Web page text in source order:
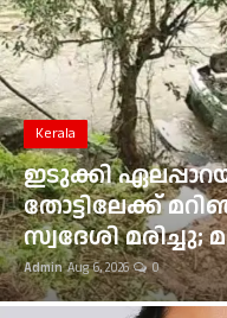
Food
Gulf News
Loksabha Election 2024
Technology
Health
Jobs Mall
Kerala
ഇടുക്കി
തോട്ടിലേക്ക്
സ്വദേശി
Admin Aug 6, 2026 0